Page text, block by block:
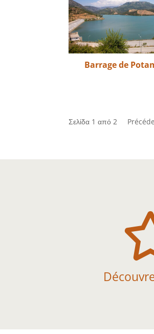
Barrage de
Σελίδα 1 από 2